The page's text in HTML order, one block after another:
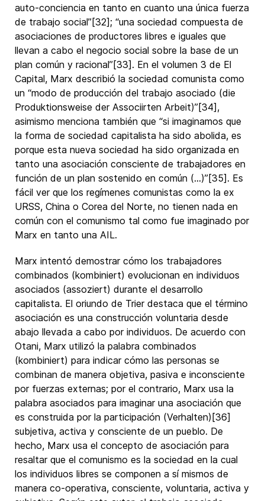
auto-conciencia en tanto en cuanto una única fuerza
de trabajo social”[32]; “una sociedad compuesta de
asociaciones de productores libres e iguales que
llevan a cabo el negocio social sobre la base de un
plan común y racional”[33]. En el volumen 3 de El
Capital, Marx describió la sociedad comunista como
un “modo de producción del trabajo asociado (die
Produktionsweise der Associirten Arbeit)”[34],
asimismo menciona también que “si imaginamos que
la forma de sociedad capitalista ha sido abolida, es
porque esta nueva sociedad ha sido organizada en
tanto una asociación consciente de trabajadores en
función de un plan sostenido en común (…)”[35]. Es
fácil ver que los regímenes comunistas como la ex
URSS, China o Corea del Norte, no tienen nada en
común con el comunismo tal como fue imaginado por
Marx en tanto una AIL.
Marx intentó demostrar cómo los trabajadores
combinados (kombiniert) evolucionan en individuos
asociados (assoziert) durante el desarrollo
capitalista. El oriundo de Trier destaca que el término
asociación es una construcción voluntaria desde
abajo llevada a cabo por individuos. De acuerdo con
Otani, Marx utilizó la palabra combinados
(kombiniert) para indicar cómo las personas se
combinan de manera objetiva, pasiva e inconsciente
por fuerzas externas; por el contrario, Marx usa la
palabra asociados para imaginar una asociación que
es construida por la participación (Verhalten)[36]
subjetiva, activa y consciente de un pueblo. De
hecho, Marx usa el concepto de asociación para
resaltar que el comunismo es la sociedad en la cual
los individuos libres se componen a sí mismos de
manera co-operativa, consciente, voluntaria, activa y